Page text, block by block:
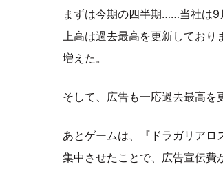
まずは今期の四半期……当社は9
上高は過去最高を更新してお
増えた。
そして、広告も一応過去最高を
あとゲームは、『ドラガリアロ
集中させたことで、広告宣伝費